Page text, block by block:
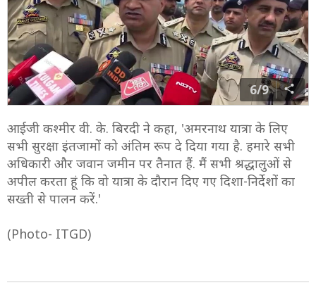
6/9
आईजी कश्मीर वी. के. बिरदी ने कहा, 'अमरनाथ यात्रा के लिए
सभी सुरक्षा इंतजामों को अंतिम रूप दे दिया गया है. हमारे सभी
अधिकारी और जवान जमीन पर तैनात हैं. मैं सभी श्रद्धालुओं से
सख्ती से पालन करें.'